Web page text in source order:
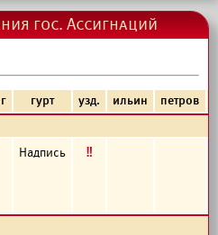
гос. Ассигнаций
гурт узд. ильин петров
Надпись е